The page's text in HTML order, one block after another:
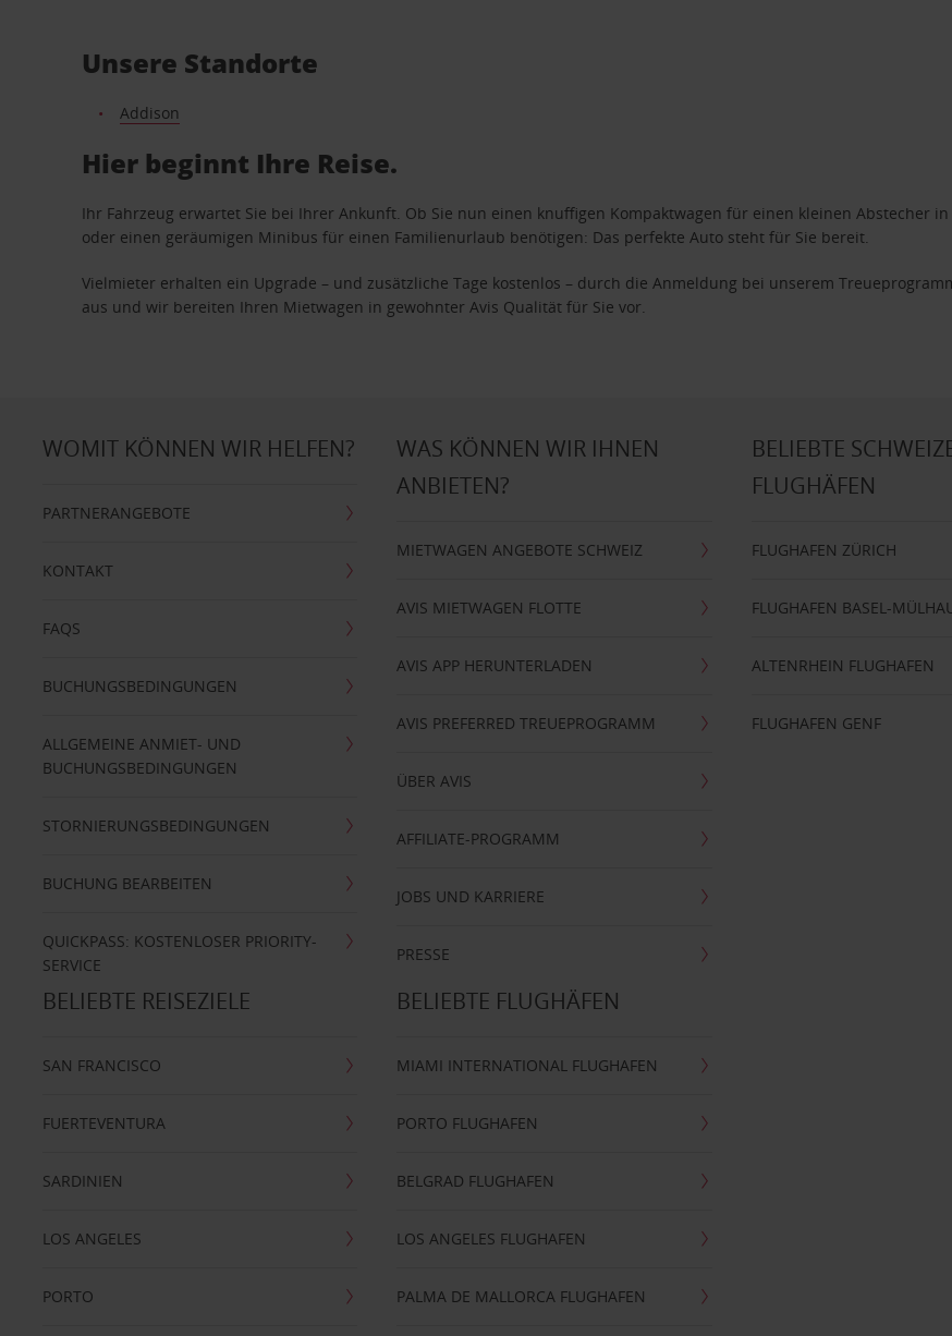
Unsere Standorte
Addison
Hier beginnt Ihre Reise.
Ihr Fahrzeug erwartet Sie bei Ihrer Ankunft. Ob Sie nun einen knuffigen Kompaktwagen für einen kleinen Abstecher
oder einen geräumigen Minibus für einen Familienurlaub benötigen: Das perfekte Auto steht für Sie bereit.
Vielmieter erhalten ein Upgrade – und zusätzliche Tage kostenlos – durch die Anmeldung bei unserem
aus und wir bereiten Ihren Mietwagen in gewohnter Avis Qualität für Sie vor.
WOMIT KÖNNEN WIR HELFEN?
PARTNERANGEBOTE
KONTAKT
FAQS
BUCHUNGSBEDINGUNGEN
ALLGEMEINE ANMIET- UND
BUCHUNGSBEDINGUNGEN
STORNIERUNGSBEDINGUNGEN
BUCHUNG BEARBEITEN
QUICKPASS: KOSTENLOSER PRIORITY-
SERVICE
WAS KÖNNEN WIR IHNEN
ANBIETEN?
MIETWAGEN ANGEBOTE SCHWEIZ
AVIS MIETWAGEN FLOTTE
AVIS APP HERUNTERLADEN
AVIS PREFERRED TREUEPROGRAMM
ÜBER AVIS
AFFILIATE-PROGRAMM
JOBS UND KARRIERE
PRESSE
BELIEBTE
FLUGHÄFEN
FLUGHAFEN ZÜRICH
FLUGHAFEN BASEL-
ALTENRHEIN FLUGHAFEN
FLUGHAFEN GENF
BELIEBTE REISEZIELE
SAN FRANCISCO
FUERTEVENTURA
SARDINIEN
LOS ANGELES
PORTO
BELIEBTE FLUGHÄFEN
MIAMI INTERNATIONAL FLUGHAFEN
PORTO FLUGHAFEN
BELGRAD FLUGHAFEN
LOS ANGELES FLUGHAFEN
PALMA DE MALLORCA FLUGHAFEN